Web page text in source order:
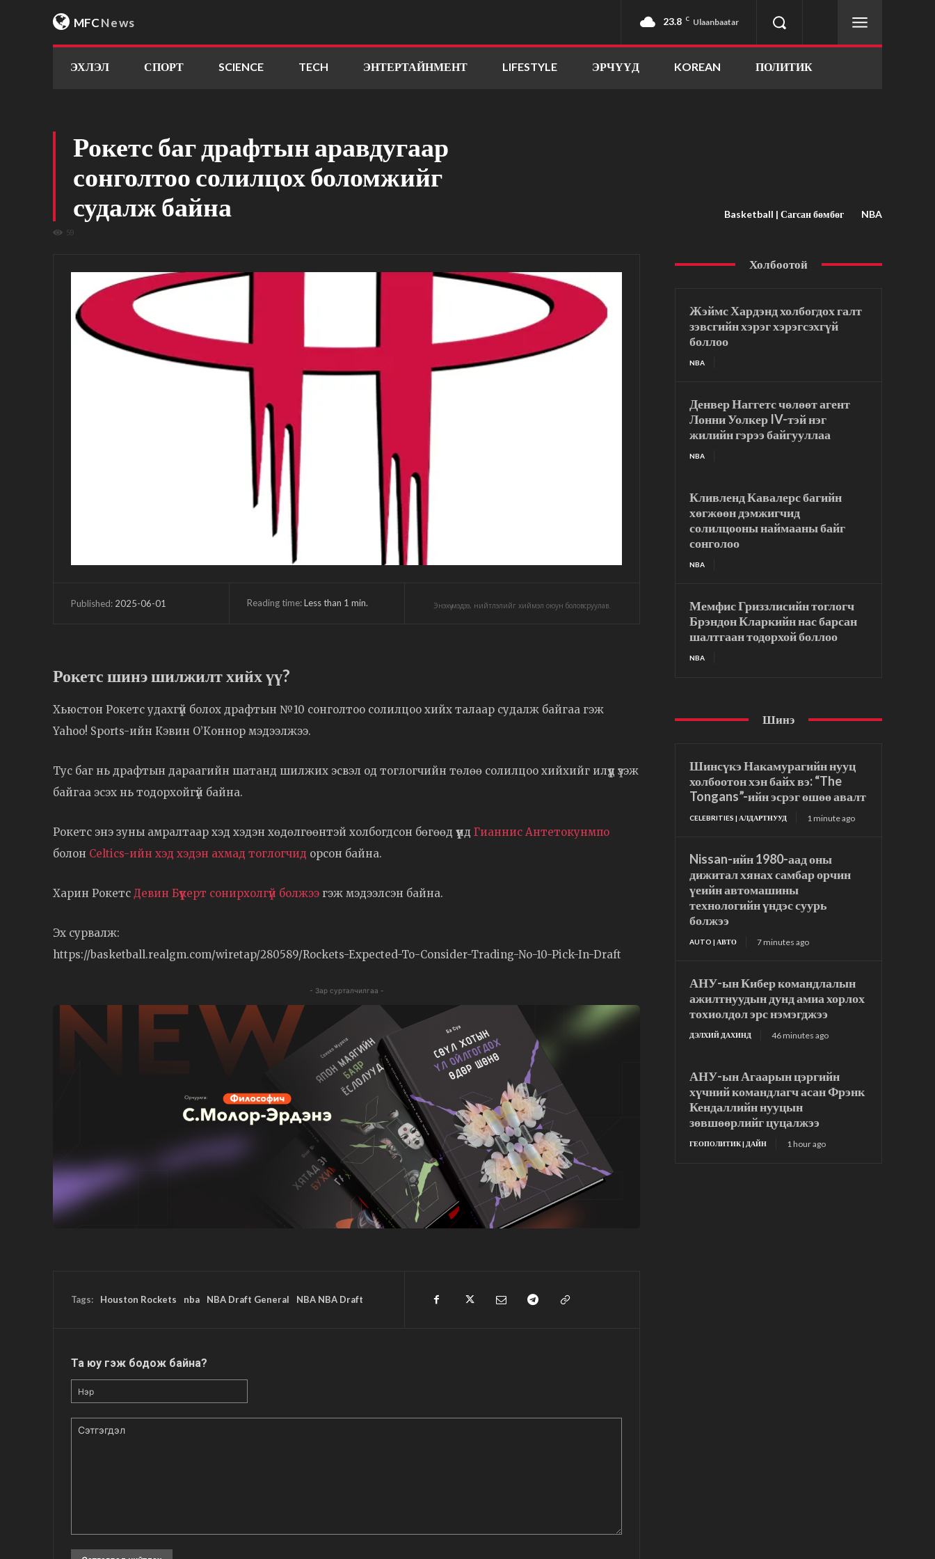
MFCNews 23.8 C Ulaanbaatar
ЭХЛЭЛ СПОРТ SCIENCE TECH ЭНТЕРТАЙНМЕНТ LIFESTYLE ЭРЧҮҮД KOREAN ПОЛИТИК
Рокетс баг драфтын аравдугаар
сонголтоо солилцох боломжийг
судалж байна
59
Basketball | Сагсан бөмбөг NBA
Published: 2025-06-01 Reading time:Less than 1 min. Энэхүү мэдээ, нийтлэлийг хиймэл оюун боловсруулав.
Рокетс шинэ шилжилт хийх үү?
Хьюстон Рокетс удахгүй болох драфтын №10 сонголтоо солилцоо хийх талаар судалж байгаа гэж
Yahoo! Sports-ийн Кэвин О’Коннор мэдээлжээ.
Тус баг нь драфтын дараагийн шатанд шилжих эсвэл од тоглогчийн төлөө солилцоо хийхийг илүүд үзэж
байгаа эсэх нь тодорхойгүй байна.
Рокетс энэ зуны амралтаар хэд хэдэн хөдөлгөөнтэй холбогдсон бөгөөд үүнд Гианнис Антетокунмпо
болон Celtics-ийн хэд хэдэн ахмад тоглогчид орсон байна.
Харин Рокетс Девин Бүүкерт сонирхолгүй болжээ гэж мэдээлсэн байна.
Эх сурвалж:
https://basketball.realgm.com/wiretap/280589/Rockets-Expected-To-Consider-Trading-No-10-Pick-In-Draft
- Зар сурталчилгаа -
Tags: Houston Rockets nba NBA Draft General NBA NBA Draft
Та юу гэж бодож байна?
Холбоотой
Жэймс Хардэнд холбогдох галт
зэвсгийн хэрэг хэрэгсэхгүй
боллоо
NBA
Денвер Наггетс чөлөөт агент
Лонни Уолкер IV-тэй нэг
жилийн гэрээ байгууллаа
NBA
Кливленд Кавалерс багийн
хөгжөөн дэмжигчид
солилцооны наймааны байг
сонголоо
NBA
Мемфис Гриззлисийн тоглогч
Брэндон Кларкийн нас барсан
шалтгаан тодорхой боллоо
NBA
Шинэ
Шинсүкэ Накамурагийн нууц
холбоотон хэн байх вэ: “The
Tongans”-ийн эсрэг өшөө авалт
CELEBRITIES | АЛДАРТНУУД 1 minute ago
Nissan-ийн 1980-аад оны
дижитал хянах самбар орчин
үеийн автомашины
технологийн үндэс суурь
болжээ
AUTO | АВТО 7 minutes ago
АНУ-ын Кибер командлалын
ажилтнуудын дунд амиа хорлох
тохиолдол эрс нэмэгджээ
ДЭЛХИЙ ДАХИНД 46 minutes ago
АНУ-ын Агаарын цэргийн
хүчний командлагч асан Фрэнк
Кендаллийн нууцын
зөвшөөрлийг цуцалжээ
ГЕОПОЛИТИК | ДАЙН 1 hour ago